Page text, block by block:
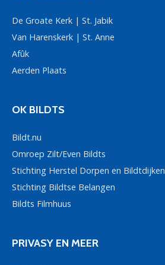
De Groate Kerk | St. Jabik
Van Harenskerk | St. Anne
Afûk
Aerden Plaats
OK BILDTS
Bildt.nu
Omroep Zilt/Even Bildts
Stichting Herstel Dorpen en Bildtdijken
Stichting Bildtse Belangen
Bildts Filmhuus
PRIVASY EN MEER